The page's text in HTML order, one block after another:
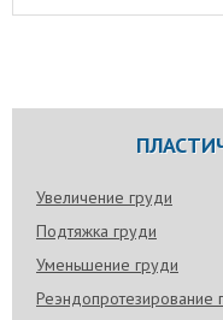
Увеличение груди
Подтяжка груди
Уменьшение груди
Реэндопротезирование